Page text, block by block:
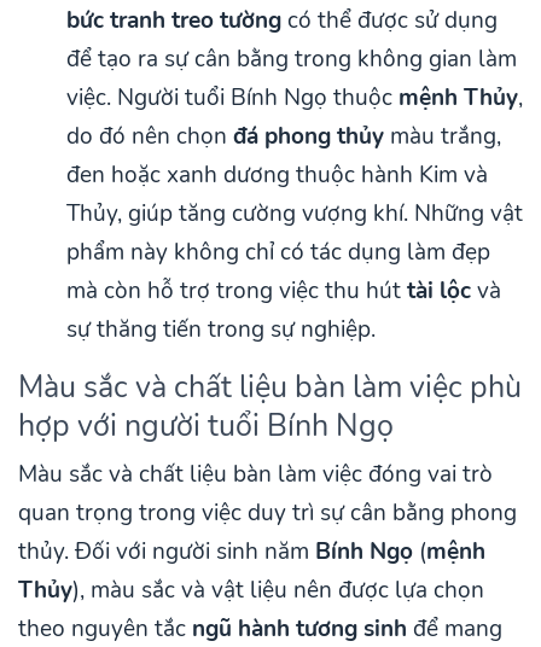
bức tranh treo tường có thể được sử dụng
để tạo ra sự cân bằng trong không gian làm
việc. Người tuổi Bính Ngọ thuộc mệnh Thủy,
do đó nên chọn đá phong thủy màu trắng,
đen hoặc xanh dương thuộc hành Kim và
Thủy, giúp tăng cường vượng khí. Những vật
phẩm này không chỉ có tác dụng làm đẹp
mà còn hỗ trợ trong việc thu húttài lộcvà
sự thăng tiến trong sự nghiệp.
Màu sắc và chất liệu bàn làm việc phù
hợp với người tuổi Bính Ngọ
Màu sắc và chất liệu bàn làm việc đóng vai trò
quan trọng trong việc duy trì sự cân bằng phong
thủy. Đối với người sinh năm Bính Ngọ (mệnh
Thủy), màu sắc và vật liệu nên được lựa chọn
theo nguyên tắc ngũ hành tương sinh để mang